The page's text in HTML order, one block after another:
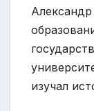
изучал